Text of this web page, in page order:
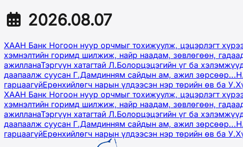
2026.08.07
ХААН Банк Ногоон нуур орчмыг тохижуулж, цэцэрлэгт
хэмнэлтийн горимд шилжиж, найр наадам, зөвлөгөөн,
ажилланаТэргүүн хатагтай Л.Болорцэцэгийн үг ба
даапаалж суусан Г.Дамдинням сайдын ам, ажил зөрсөөр...
гарцаагүйЕрөнхийлөгч нарын үлдээсэн нэр төрийн өв ба
ХААН Банк Ногоон нуур орчмыг тохижуулж, цэцэрлэгт
хэмнэлтийн горимд шилжиж, найр наадам, зөвлөгөөн,
ажилланаТэргүүн хатагтай Л.Болорцэцэгийн үг ба
даапаалж суусан Г.Дамдинням сайдын ам, ажил зөрсөөр...
гарцаагүйЕрөнхийлөгч нарын үлдээсэн нэр төрийн өв ба